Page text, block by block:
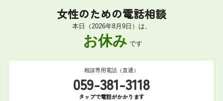
女性のための電話相談
本日（2026年8月9日）は、
お休み です
相談専用電話（直通）
059-381-3118
タップで電話がかかります